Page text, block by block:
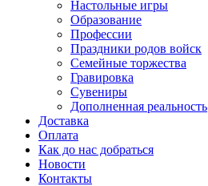
Настольные игры
Образование
Профессии
Праздники родов войск
Семейные торжества
Гравировка
Сувениры
Дополненная реальность
Доставка
Оплата
Как до нас добраться
Новости
Контакты